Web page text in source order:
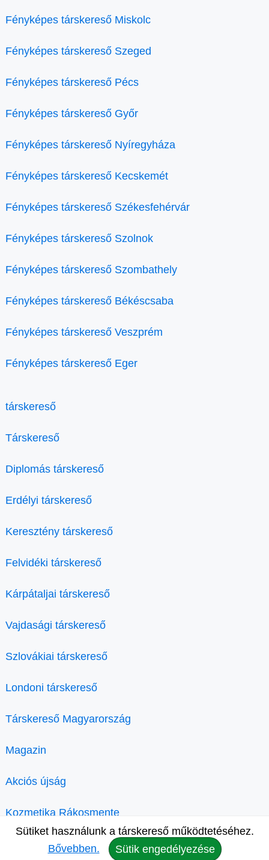
Fényképes társkereső Miskolc
Fényképes társkereső Szeged
Fényképes társkereső Pécs
Fényképes társkereső Győr
Fényképes társkereső Nyíregyháza
Fényképes társkereső Kecskemét
Fényképes társkereső Székesfehérvár
Fényképes társkereső Szolnok
Fényképes társkereső Szombathely
Fényképes társkereső Békéscsaba
Fényképes társkereső Veszprém
Fényképes társkereső Eger
társkereső
Társkereső
Diplomás társkereső
Erdélyi társkereső
Keresztény társkereső
Felvidéki társkereső
Kárpátaljai társkereső
Vajdasági társkereső
Szlovákiai társkereső
Londoni társkereső
Társkereső Magyarország
Magazin
Akciós újság
Kozmetika Rákosmente
Sütiket használunk a társkereső működtetéséhez.
Bővebben.
Sütik engedélyezése